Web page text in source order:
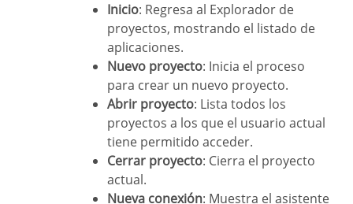
Inicio: Regresa al Explorador de
proyectos, mostrando el listado de
aplicaciones.
Nuevo proyecto: Inicia el proceso
para crear un nuevo proyecto.
Abrir proyecto: Lista todos los
proyectos a los que el usuario actual
tiene permitido acceder.
Cerrar proyecto: Cierra el proyecto
actual.
Nueva conexión: Muestra el asistente